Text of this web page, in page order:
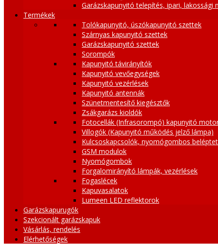
Garázskapunyitó telepítés, ipari, lakossági
Termékek
Tolókapunyitó, úszókapunyitó szettek
Szárnyas kapunyitó szettek
Garázskapunyitó szettek
Sorompók
Kapunyitó távirányítók
Kapunyitó vevőegységek
Kapunyitó vezérlések
Kapunyitó antennák
Szünetmentesítő kiegésztők
Zsákgarázs kioldók
Fotocellák (Infrasorompó) kapunyitó
Villogók (Kapunyitó működés jelző lámpa)
Kulcsoskapcsolók, nyomógombos
GSM modulok
Nyomógombok
Forgalomirányító lámpák, vezérlések
Fogaslécek
Kapuvasalatok
Lumeen LED reflektorok
Garázskapurugók
Szekcionált garázskapuk
Vásárlás, rendelés
Elérhetőségek